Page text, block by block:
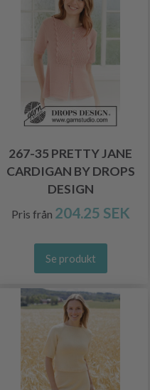
267-35 PRETTY JANE
CARDIGAN BY DROPS
DESIGN
Pris från 204.25 SEK
Se produkt